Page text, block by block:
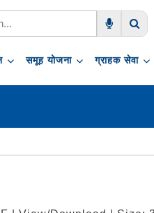
समूह योजना ग्राहक सेवा